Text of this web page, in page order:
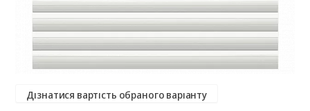
Дізнатися вартість обраного варіанту